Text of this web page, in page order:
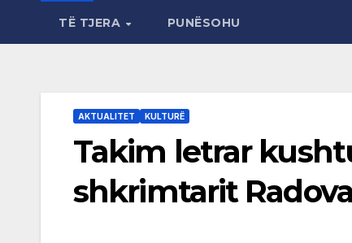
TË TJERA PUNËSOHU
AKTUALITET KULTURË
Takim letrar
shkrimtarit